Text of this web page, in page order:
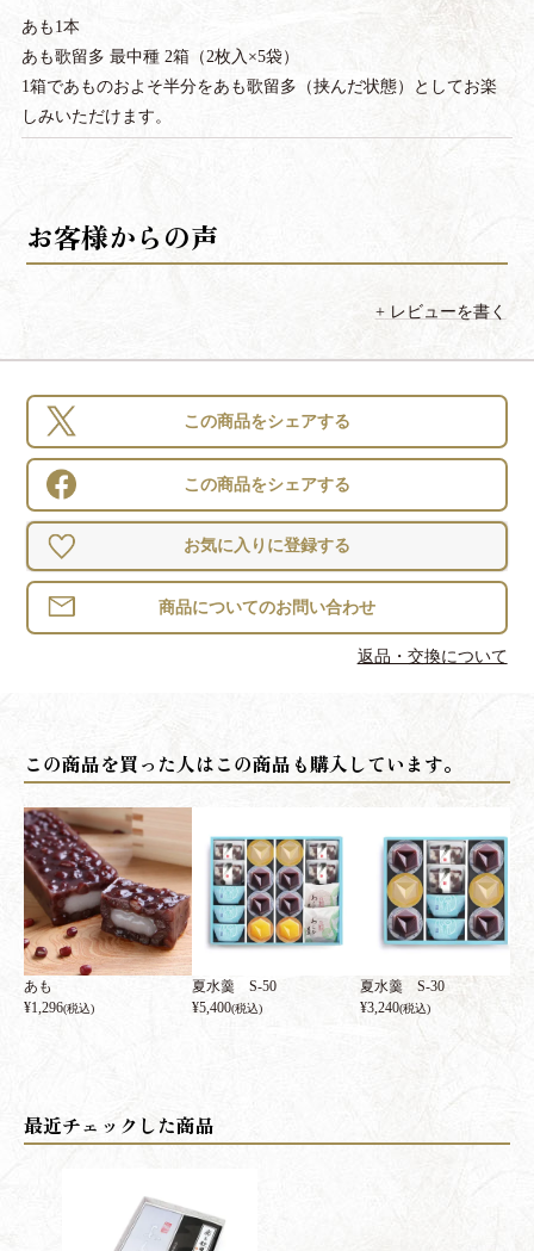
あも1本
あも歌留多 最中種 2箱（2枚入×5袋）
1箱であものおよそ半分をあも歌留多（挟んだ状態）としてお楽
しみいただけます。
レビューを書く
この商品をシェアする
この商品をシェアする
お気に入りに登録する
返品・交換について
あも
¥1,296(税込)
夏水羹 S-50
¥5,400(税込)
夏水羹 S-30
¥3,240(税込)